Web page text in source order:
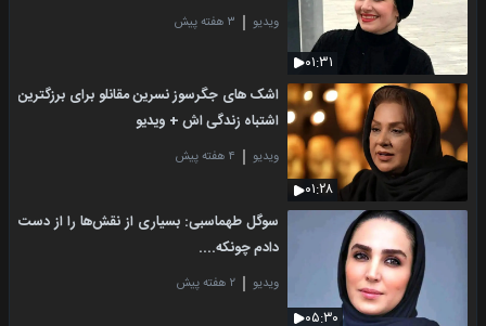
۰۱:۳۱
ویدیو ۳ هفته پیش
۰۱:۲۸
اشک های جگرسوز نسرین مقانلو برای برزگترین
اشتباه زندگی اش + ویدیو
ویدیو ۴ هفته پیش
۰۵:۳۰
سوگل طهماسبی: بسیاری از نقش‌ها را از دست
دادم چونکه....
ویدیو ۲ هفته پیش